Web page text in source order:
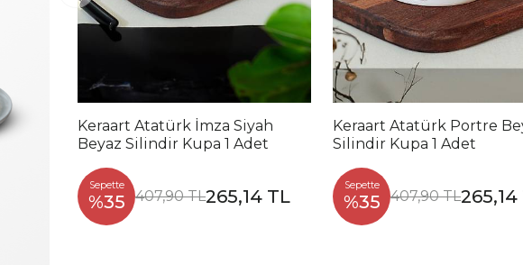
Keraart Atatürk İmza Siyah
Beyaz Silindir Kupa 1 Adet
Sepette
%35 407,90 TL265,14 TL
Keraart Atatürk Portre
Silindir Kupa 1 Adet
Sepette
%35 407,90 TL265,14